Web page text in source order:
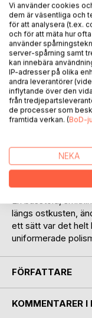
Lägg till i kom-
Recensera titel
Joakim Scott har
misshandel, rån
honom när han
längs ostkusten,
ett sätt var det helt
uniformerade
FÖRFATTARE
KOMMENTARER I
Vi använder cookies
dem är väsentliga och
för att analysera (t.ex.
och för att mäta hur
använder
server-spårning samt
kan innebära
IP-adresser på olika
andra leverantörer
inflytande över den
från
de processer som
framtida verkan. (BoD-
NEKA